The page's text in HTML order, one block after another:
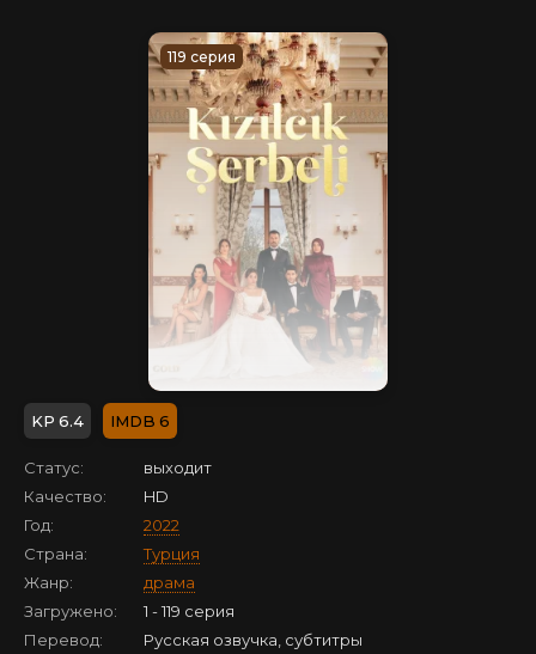
119 серия
6.4 6
Статус:
выходит
Качество:
HD
Год:
2022
Страна:
Турция
Жанр:
драма
Загружено:
1 - 119 серия
Перевод:
Русская озвучка, субтитры